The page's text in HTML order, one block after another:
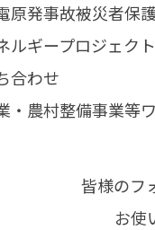
発事故被災者保
ギープロジェク
合わせ
農村整備事業等
皆様のフ
お使